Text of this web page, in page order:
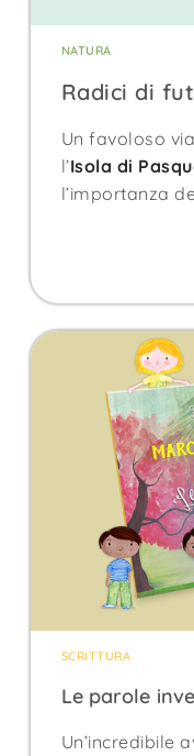
NATURA
Radici di
Un favoloso
l’Isola di
l’importanza
SCRITTURA
Le parole
Un’incredibile